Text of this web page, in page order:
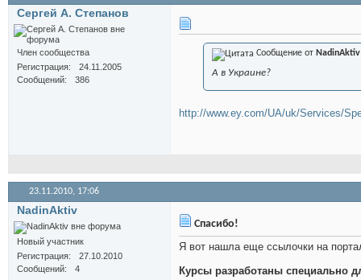
Сергей А. Степанов
Член сообщества
Регистрация
24.11.2005
Сообщений
386
Сообщение от NadinAktiv
А в Украине?
http://www.ey.com/UA/uk/Services/
23.11.2010, 17:06
NadinAktiv
Новый участник
Регистрация
27.10.2010
Сообщений
4
Спасибо!
Я вот нашла еще ссылочки на
Курсы разработаны специально